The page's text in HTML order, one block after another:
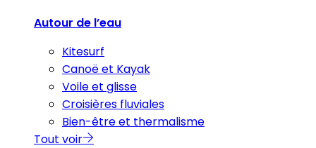
Autour de l’eau
Kitesurf
Canoë et Kayak
Voile et glisse
Croisières fluviales
Bien-être et thermalisme
Tout voir